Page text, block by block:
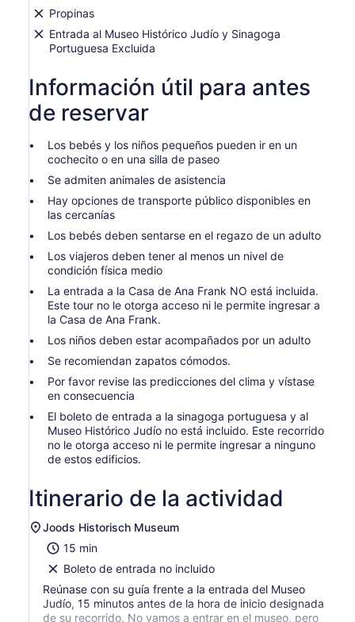
el
actual
por
adulto
Propinas
Entrada al Museo Histórico Judío y Sinagoga
Portuguesa Excluida
Información útil para antes
de reservar
Los bebés y los niños pequeños pueden ir en un
cochecito o en una silla de paseo
Se admiten animales de asistencia
Hay opciones de transporte público disponibles en
las cercanías
Los bebés deben sentarse en el regazo de un adulto
Los viajeros deben tener al menos un nivel de
condición física medio
La entrada a la Casa de Ana Frank NO está incluida.
Este tour no le otorga acceso ni le permite ingresar a
la Casa de Ana Frank.
Los niños deben estar acompañados por un adulto
Se recomiendan zapatos cómodos.
Por favor revise las predicciones del clima y vístase
en consecuencia
El boleto de entrada a la sinagoga portuguesa y al
Museo Histórico Judío no está incluido. Este recorrido
no le otorga acceso ni le permite ingresar a ninguno
de estos edificios.
Itinerario de la actividad
Joods Historisch Museum
15 min
Boleto de entrada no incluido
Reúnase con su guía frente a la entrada del Museo
Judío, 15 minutos antes de la hora de inicio designada
de su recorrido. No vamos a entrar en el museo, pero